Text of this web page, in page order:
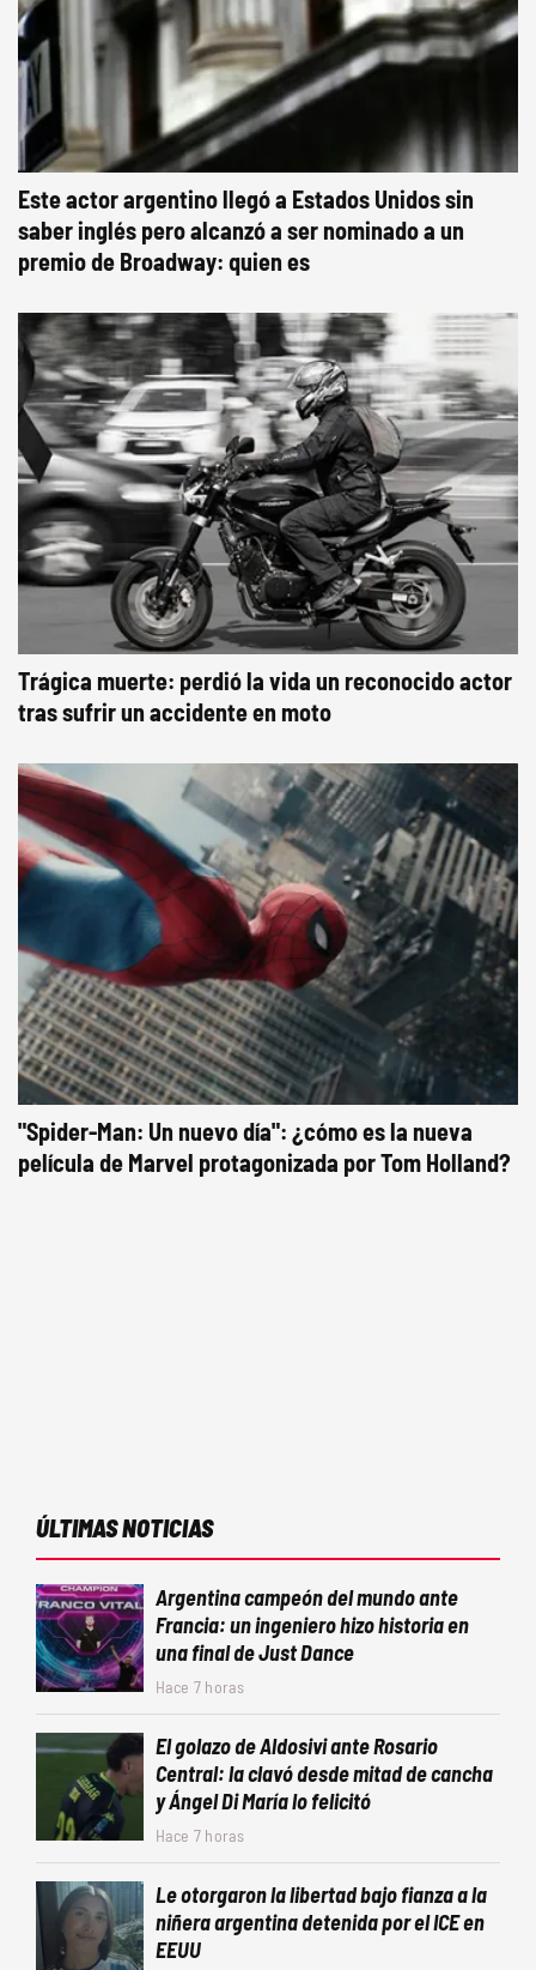
Este actor argentino llegó a Estados Unidos sin
saber inglés pero alcanzó a ser nominado a un
premio de Broadway: quien es
Trágica muerte: perdió la vida un reconocido actor
tras sufrir un accidente en moto
"Spider-Man: Un nuevo día": ¿cómo es la nueva
película de Marvel protagonizada por Tom Holland?
ÚLTIMAS NOTICIAS
Argentina campeón del mundo ante
Francia: un ingeniero hizo historia en
una final de Just Dance
Hace 7 horas
El golazo de Aldosivi ante Rosario
Central: la clavó desde mitad de cancha
y Ángel Di María lo felicitó
Hace 7 horas
Le otorgaron la libertad bajo fianza a la
niñera argentina detenida por el ICE en
EEUU